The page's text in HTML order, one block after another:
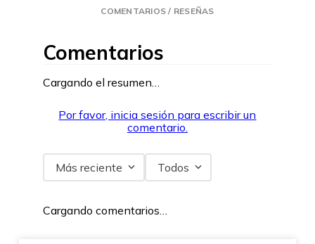
COMENTARIOS / RESEÑAS
Comentarios
Cargando el resumen…
Por favor, inicia sesión para escribir un
comentario.
Más reciente Todos
Cargando comentarios…